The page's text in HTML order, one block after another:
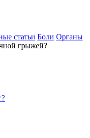
статьи Боли Органы
грыжей?